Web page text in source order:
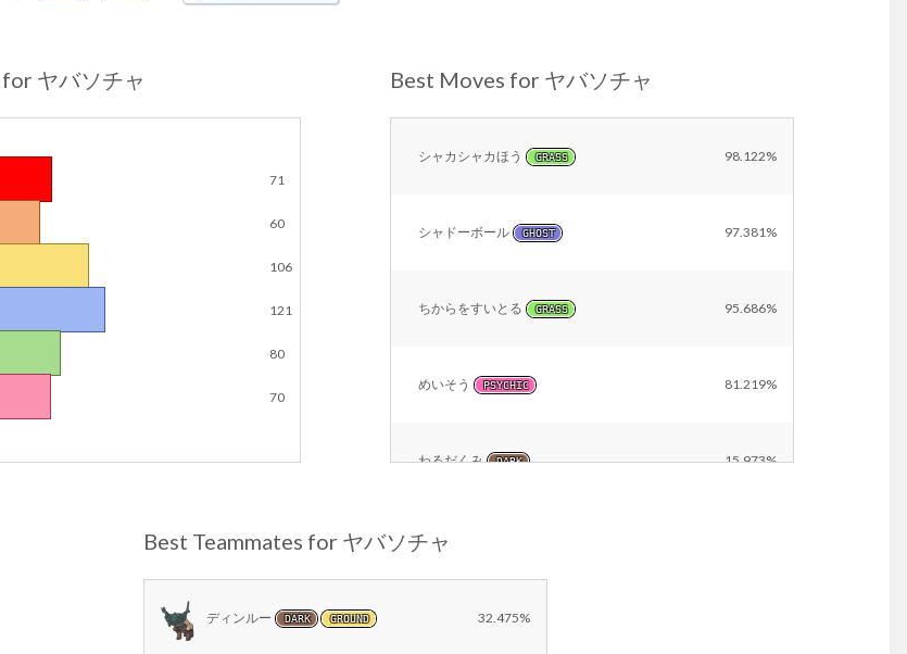
ヤバソチャ
71
60
106
121
80
70
Best Moves for ヤバソチャ
シャカシャカほう GRASS 98.122%
シャドーボール GHOST 97.381%
ちからをすいとる GRASS 95.686%
めいそう PSYCHIC 81.219%
わるだくみ DARK 15.973%
Other
Best Teammates for ヤバソチャ
ディンルー DARK GROUND 32.475%